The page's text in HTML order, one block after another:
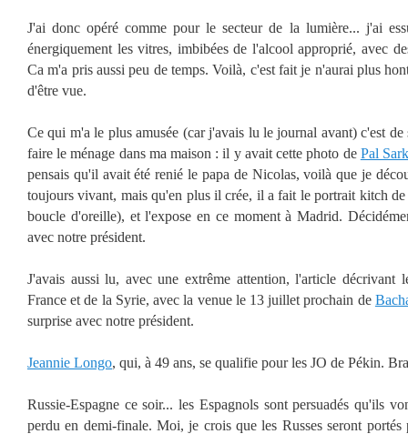
J'ai donc opéré comme pour le secteur de la lumière... j'ai
énergiquement les vitres, imbibées de l'alcool approprié, avec
Ca m'a pris aussi peu de temps. Voilà, c'est fait je n'aurai plus
d'être vue.
Ce qui m'a le plus amusée (car j'avais lu le journal avant) c'est
faire le ménage dans ma maison : il y avait cette photo de Pal
pensais qu'il avait été renié le papa de Nicolas, voilà que je
toujours vivant, mais qu'en plus il crée, il a fait le portrait kitch
boucle d'oreille), et l'expose en ce moment à Madrid.
avec notre président.
J'avais aussi lu, avec une extrême attention, l'article décrivant
France et de la Syrie, avec la venue le 13 juillet prochain de
surprise avec notre président.
Jeannie Longo, qui, à 49 ans, se qualifie pour les JO de Pékin.
Russie-Espagne ce soir... les Espagnols sont persuadés qu'ils
perdu en demi-finale. Moi, je crois que les Russes seront